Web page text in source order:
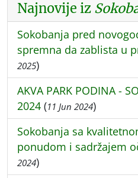
Najnovije iz
Sokobanja pred
spremna da zablista u
2025)
AKVA PARK PODINA -
2024 (11 Jun 2024)
Sokobanja sa
ponudom i sadržajem
2024)